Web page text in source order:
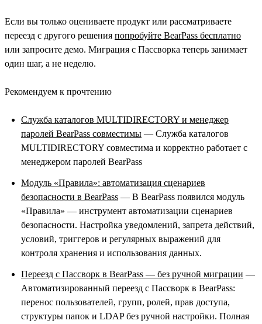
Если вы только оцениваете продукт или рассматриваете
переезд с другого решения попробуйте BearPass бесплатно
или запросите демо. Миграция с Пассворка теперь занимает
один шаг, а не неделю.
Рекомендуем к прочтению
Служба каталогов MULTIDIRECTORY и менеджер
паролей BearPass совместимы — Служба каталогов
MULTIDIRECTORY совместима и корректно работает с
менеджером паролей BearPass
Модуль «Правила»: автоматизация сценариев
безопасности в BearPass — В BearPass появился модуль
«Правила» — инструмент автоматизации сценариев
безопасности. Настройка уведомлений, запрета действий,
условий, триггеров и регулярных выражений для
контроля хранения и использования данных.
Переезд с Пассворк в BearPass — без ручной миграции —
Автоматизированный переезд с Пассворк в BearPass:
перенос пользователей, групп, ролей, прав доступа,
структуры папок и LDAP без ручной настройки. Полная